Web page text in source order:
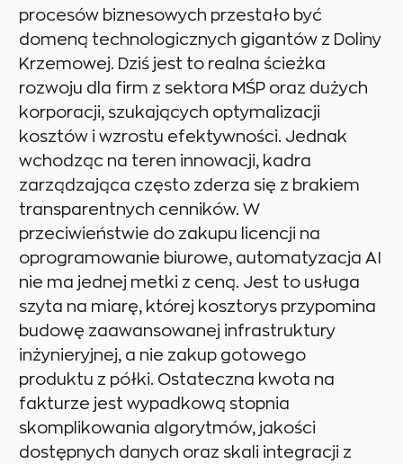
procesów biznesowych przestało być
domeną technologicznych gigantów z Doliny
Krzemowej. Dziś jest to realna ścieżka
rozwoju dla firm z sektora MŚP oraz dużych
korporacji, szukających optymalizacji
kosztów i wzrostu efektywności. Jednak
wchodząc na teren innowacji, kadra
zarządzająca często zderza się z brakiem
transparentnych cenników. W
przeciwieństwie do zakupu licencji na
oprogramowanie biurowe, automatyzacja AI
nie ma jednej metki z ceną. Jest to usługa
szyta na miarę, której kosztorys przypomina
budowę zaawansowanej infrastruktury
inżynieryjnej, a nie zakup gotowego
produktu z półki. Ostateczna kwota na
fakturze jest wypadkową stopnia
skomplikowania algorytmów, jakości
dostępnych danych oraz skali integracji z